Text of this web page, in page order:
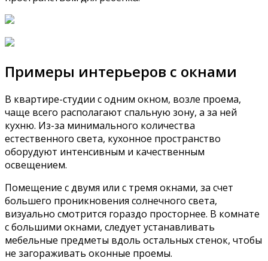
Примеры интерьеров с окнами
В квартире-студии с одним окном, возле проема,
чаще всего располагают спальную зону, а за ней
кухню. Из-за минимального количества
естественного света, кухонное пространство
оборудуют интенсивным и качественным
освещением.
Помещение с двумя или с тремя окнами, за счет
большего проникновения солнечного света,
визуально смотрится гораздо просторнее. В комнате
с большими окнами, следует устанавливать
мебельные предметы вдоль остальных стенок, чтобы
не загораживать оконные проемы.